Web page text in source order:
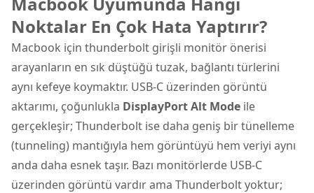
Noktalar En Çok Hata Yaptırır?
Macbook için thunderbolt girişli monitör önerisi
arayanların en sık düştüğü tuzak, bağlantı türlerini
aynı kefeye koymaktır. USB-C üzerinden görüntü
aktarımı, çoğunlukla DisplayPort Alt Mode ile
gerçekleşir; Thunderbolt ise daha geniş bir tünelleme
(tunneling) mantığıyla hem görüntüyü hem veriyi aynı
anda daha esnek taşır. Bazı monitörlerde USB-C
üzerinden görüntü vardır ama Thunderbolt yoktur;